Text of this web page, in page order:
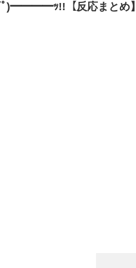
ﾟ)━━━━ｯ!!【反応まとめ】